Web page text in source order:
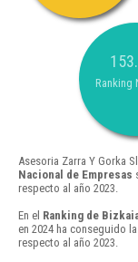
Ranking
Asesoria Zarra Y Gorka
Nacional de Empresas
respecto al año 2023.
En el Ranking de
en 2024 ha conseguido
respecto al año 2023.